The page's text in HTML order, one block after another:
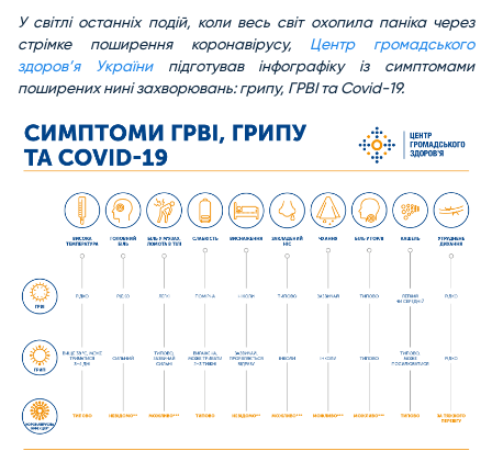
У світлі останніх подій, коли весь світ охопила паніка через
стрімке поширення коронавірусу, Центр громадського
здоров’я Українипідготував інфографіку із симптомами
поширених нині захворювань: грипу, ГРВІ та Covid-19.